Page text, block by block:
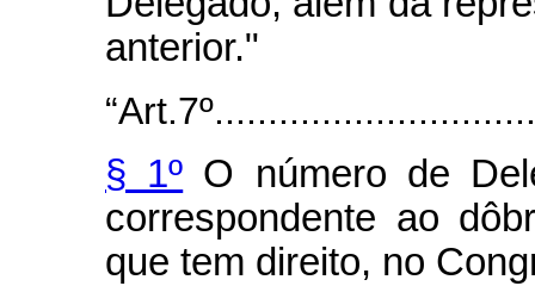
anterior."
§ 1º O número de
correspon­dente ao
que tem direito, no